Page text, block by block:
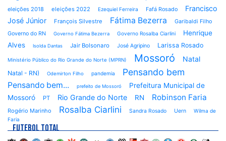
eleições 2018 eleições 2022 Ezequiel Ferreira Fafá Rosado
Francisco
José Júnior
François Silvestre Fátima Bezerra
Garibaldi Filho
Governo do RN
Governo Fátima Bezerra Governo Rosalba Ciarlini
Henrique
Alves
Isolda Dantas Jair Bolsonaro José Agripino Larissa Rosado
Ministério Público do Rio Grande do Norte (MPRN) Mossoró Natal
Natal - RN) Odemirton Filho pandemia Pensando bem
Pensando bem... prefeito de Mossoró
Prefeitura Municipal de
Mossoró
PT Rio Grande do Norte RN Robinson Faria
Rogério Marinho Rosalba Ciarlini Sandra Rosado Uern
Wilma de
Faria
FUTEBOL TOTAL